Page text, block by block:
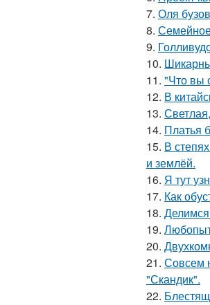
7. Оля
8.
9.
10.
11. "Что вы
12. В
13.
14. Платья
15. В
и землёй.
16. Я тут
17. Как
18.
19.
20.
21. Совсем
"Скандик".
22.